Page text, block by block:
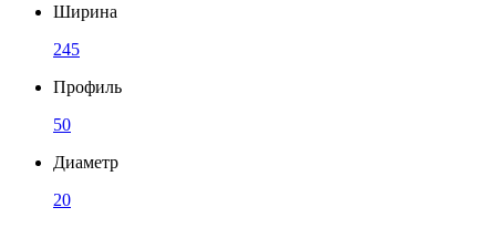
Ширина
245
Профиль
50
Диаметр
20